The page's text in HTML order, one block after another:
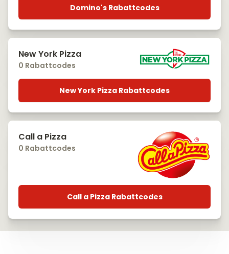
Domino's Rabattcodes
New York Pizza
0 Rabattcodes
New York Pizza Rabattcodes
Call a Pizza
0 Rabattcodes
Call a Pizza Rabattcodes